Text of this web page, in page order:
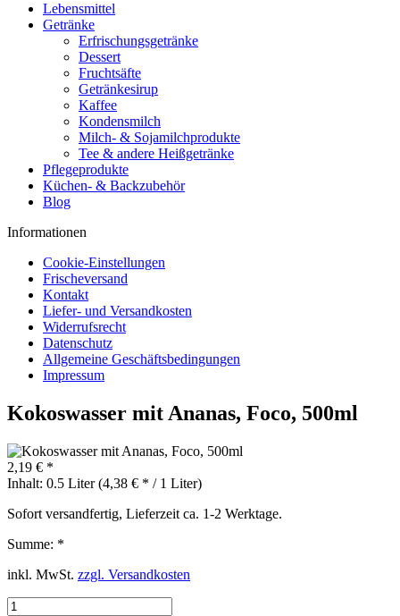
Lebensmittel
Getränke
Erfrischungsgetränke
Dessert
Fruchtsäfte
Getränkesirup
Kaffee
Kondensmilch
Milch- & Sojamilchprodukte
Tee & andere Heißgetränke
Pflegeprodukte
Küchen- & Backzubehör
Blog
Informationen
Cookie-Einstellungen
Frischeversand
Kontakt
Liefer- und Versandkosten
Widerrufsrecht
Datenschutz
Allgemeine Geschäftsbedingungen
Impressum
Kokoswasser mit Ananas, Foco, 500ml
2,19 € *
Inhalt: 0.5 Liter (4,38 € * / 1 Liter)
Sofort versandfertig, Lieferzeit ca. 1-2 Werktage.
Summe: *
inkl. MwSt. zzgl. Versandkosten